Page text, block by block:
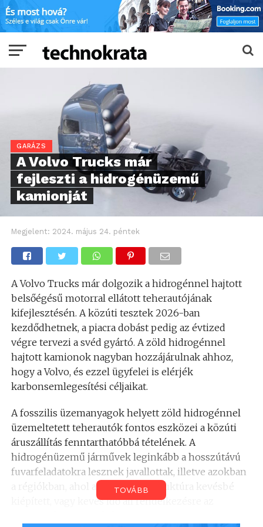
GARÁZS
A Volvo Trucks már
fejleszti a hidrogénüzemű
kamionját
Megjelent: 2024. május 24. péntek
A Volvo Trucks már dolgozik a hidrogénnel hajtott
belsőégésű motorral ellátott teherautójának
kifejlesztésén. A közúti tesztek 2026-ban
kezdődhetnek, a piacra dobást pedig az évtized
végre tervezi a svéd gyártó. A zöld hidrogénnel
hajtott kamionok nagyban hozzájárulnak ahhoz,
hogy a Volvo, és ezzel ügyfelei is elérjék
karbonsemlegesítési céljaikat.
A fosszilis üzemanyagok helyett zöld hidrogénnel
üzemeltetett teherautók fontos eszközei a közúti
áruszállítás fenntarthatóbbá tételének. A
hidrogénüzemű járművek leginkább a hosszútávú
fuvarfeladatokra lesznek javallottak, illetve azokban
a régiókban, ahol a töltési infrastruktúra kevésbé
kiépített, vagy kevés idő áll rendelkezésre az
TOVÁBB